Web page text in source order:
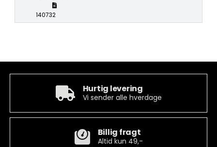
140732
Hurtig levering
Vi sender alle hverdage
Billig fragt
Altid kun 49,-